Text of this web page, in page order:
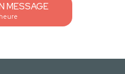
MESSAGE